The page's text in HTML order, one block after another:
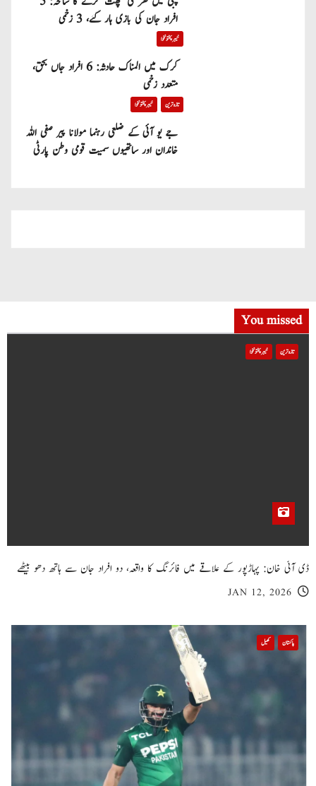
افراد جان کی بازی ہار گئے، 3 زخمی
خیبر پختونخوا
کرک میں المناک حادثہ: 6 افراد جاں بحق،
متعدد زخمی
تازہ ترین خیبر پختونخوا
جے یو آئی کے ضلعی رہنما مولانا پیر صفی اللہ
خاندان اور ساتھیوں سمیت قومی وطن پارٹی
You missed
تازہ ترین خیبر پختونخوا
ڈی آئی خان: پہاڑپور کے علاقے میں فائرنگ کا واقعہ، دو افراد جان سے ہاتھ دھو بیٹھے
JAN 12, 2026
پاکستان کھیل